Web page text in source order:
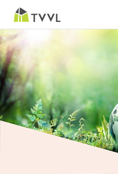
Opleiden
Cursussen
Delen
Kennis
Ontmoeten